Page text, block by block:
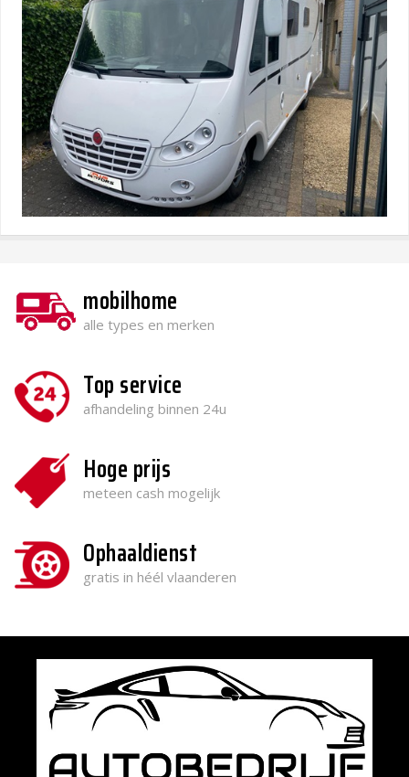
mobilhome
alle types en merken
Top service
afhandeling binnen 24u
Hoge prijs
meteen cash mogelijk
Ophaaldienst
gratis in héél vlaanderen